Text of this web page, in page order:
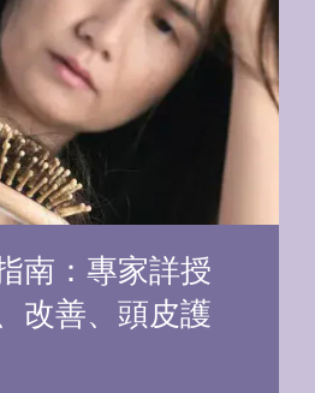
是什麼？專家解
處